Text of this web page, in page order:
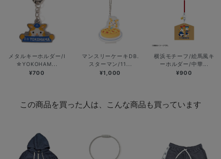
メタルキーホルダー/I
☆YOKOHAM...
¥700
マンスリーケーキDB.
スターマン/11...
¥1,000
横浜モチーフ/絵馬風キ
ーホルダー/中華...
¥900
この商品を買った人は、こんな商品も買っています